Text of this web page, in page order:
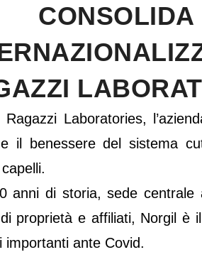
Ragazzi Laboratories,
il benessere del sistema
anni di storia, sede
proprietà e affiliati, Norgil è
importanti ante Covid.